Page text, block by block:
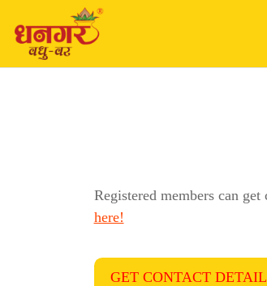
Registered members can
here!
GET CONTACT